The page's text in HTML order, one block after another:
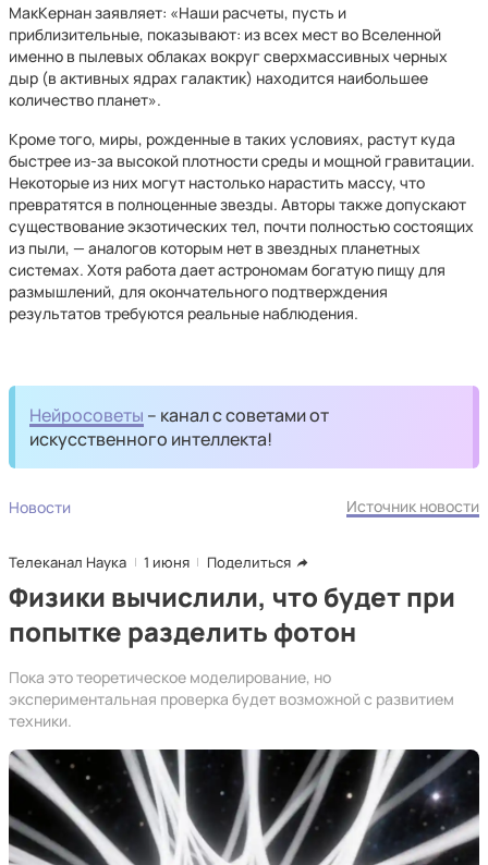
МакКернан заявляет: «Наши расчеты, пусть и
приблизительные, показывают: из всех мест во Вселенной
именно в пылевых облаках вокруг сверхмассивных черных
дыр (в активных ядрах галактик) находится наибольшее
количество планет».
Кроме того, миры, рожденные в таких условиях, растут куда
быстрее из-за высокой плотности среды и мощной гравитации.
Некоторые из них могут настолько нарастить массу, что
превратятся в полноценные звезды. Авторы также допускают
существование экзотических тел, почти полностью состоящих
из пыли, — аналогов которым нет в звездных планетных
системах. Хотя работа дает астрономам богатую пищу для
размышлений, для окончательного подтверждения
результатов требуются реальные наблюдения.
Нейросоветы – канал с советами от
искусственного интеллекта!
Новости Источник новости
Телеканал Наука 1 июня Поделиться
Физики вычислили, что будет при
попытке разделить фотон
Пока это теоретическое моделирование, но
экспериментальная проверка будет возможной с развитием
техники.